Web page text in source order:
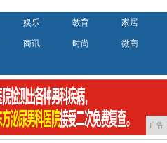
娱乐 教育 家居
商讯 时尚 微商
广告